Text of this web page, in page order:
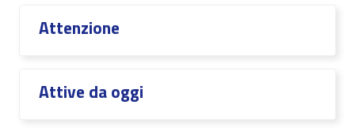
Attenzione
Attive da oggi